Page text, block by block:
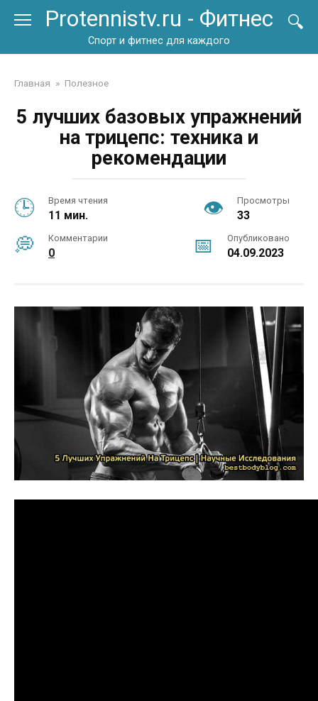
Protennistv.ru - Фитнес
Спорт и фитнес для каждого
Главная » Полезное
5 лучших базовых упражнений
на трицепс: техника и
рекомендации
Время чтения
11 мин.
Просмотры
33
Комментарии
0
Опубликовано
04.09.2023